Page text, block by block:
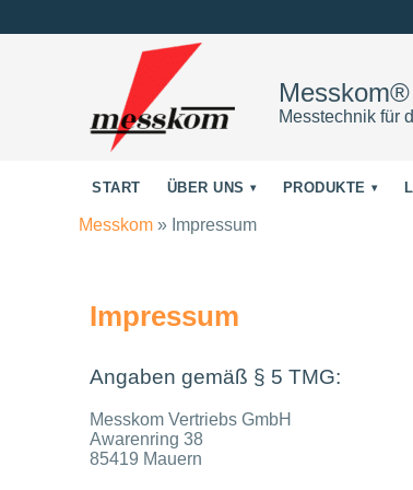
Messtechnik für
START ÜBER UNS PRODUKTE
Messkom » Impressum
Impressum
Angaben gemäß § 5 TMG:
Messkom Vertriebs GmbH
Awarenring 38
85419 Mauern